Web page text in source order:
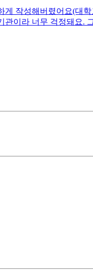
작성해버렸어요(대학
이라 너무 걱정돼요.